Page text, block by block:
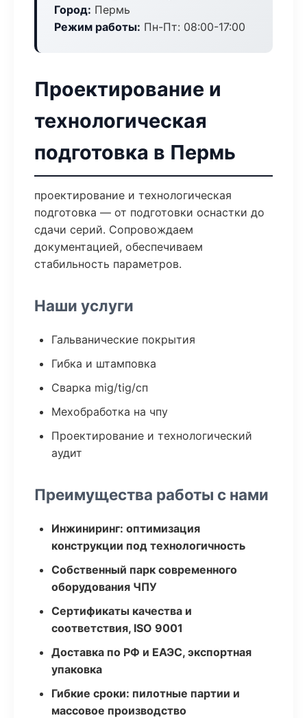
Город: Пермь
Режим работы: Пн-Пт: 08:00-17:00
Проектирование и
технологическая
подготовка в Пермь
проектирование и технологическая
подготовка — от подготовки оснастки до
сдачи серий. Сопровождаем
документацией, обеспечиваем
стабильность параметров.
Наши услуги
Гальванические покрытия
Гибка и штамповка
Сварка mig/tig/сп
Мехобработка на чпу
Проектирование и технологический
аудит
Преимущества работы с нами
Инжиниринг: оптимизация
конструкции под технологичность
Собственный парк современного
оборудования ЧПУ
Сертификаты качества и
соответствия, ISO 9001
Доставка по РФ и ЕАЭС, экспортная
упаковка
Гибкие сроки: пилотные партии и
массовое производство